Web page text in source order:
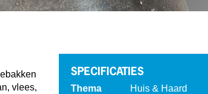
vlees,
SPECIFICATIES
Thema
Huis & Haard